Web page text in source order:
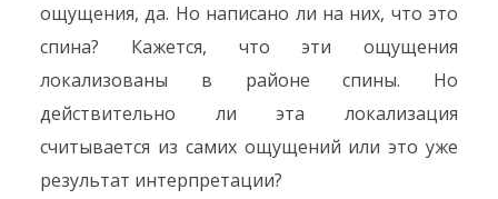
ощущения, да. Но написано ли на них, что это
спина? Кажется, что эти ощущения
локализованы в районе спины. Но
действительно ли эта локализация
считывается из самих ощущений или это уже
результат интерпретации?